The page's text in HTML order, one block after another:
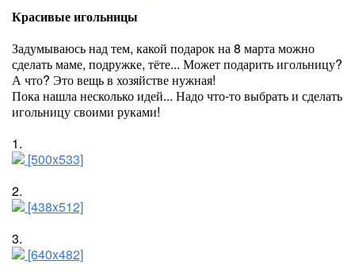
Красивые игольницы
Задумываюсь над тем, какой подарок на 8 марта можно
сделать маме, подружке, тёте... Может подарить игольницу?
А что? Это вещь в хозяйстве нужная!
Пока нашла несколько идей... Надо что-то выбрать и сделать
игольницу своими руками!
1.
[500x533]
2.
[438x512]
3.
[640x482]